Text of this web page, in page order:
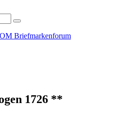
Briefmarkenforum
1726 **